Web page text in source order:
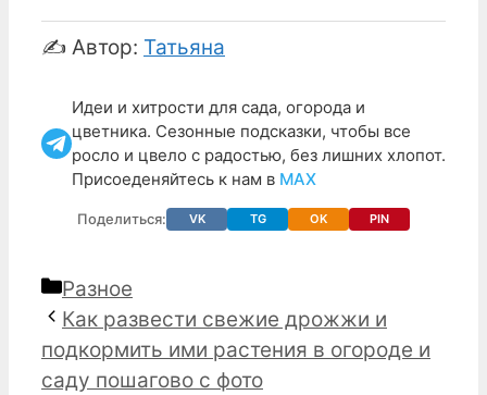
✍️ Автор: Татьяна
Идеи и хитрости для сада, огорода и
цветника. Сезонные подсказки, чтобы все
росло и цвело с радостью, без лишних хлопот.
Присоеденяйтесь к нам в МАХ
Поделиться: VK TG OK PIN
Рубрики
Разное
Как развести свежие дрожжи и
подкормить ими растения в огороде и
саду пошагово с фото